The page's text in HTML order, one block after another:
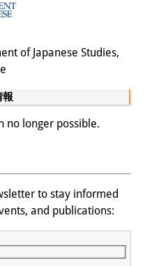
、年末年始
コレクション
of Japanese Studies,
報
no longer possible.
to stay informed
and publications: